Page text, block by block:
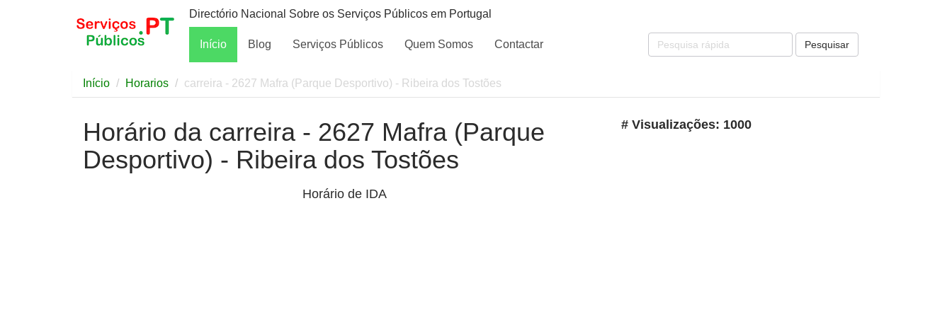
Directório Nacional Sobre os Serviços Públicos em Portugal
Início Blog Serviços Públicos Quem Somos Contactar Pesquisar
Início Horarios carreira - 2627 Mafra (Parque Desportivo) - Ribeira dos Tostões
Horário da carreira - 2627 Mafra (Parque
Desportivo) - Ribeira dos Tostões
Horário de IDA
# Visualizações: 1000